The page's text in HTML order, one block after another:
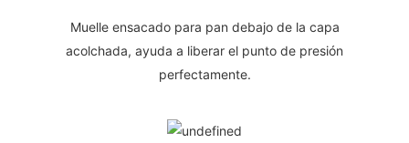
Muelle ensacado para pan debajo de la capa
acolchada, ayuda a liberar el punto de presión
perfectamente.